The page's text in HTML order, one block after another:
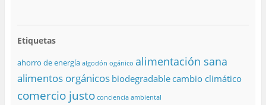
Etiquetas
ahorro de energía algodón ogánico alimentación sana
alimentos orgánicos biodegradable cambio climático
comercio justo conciencia ambiental